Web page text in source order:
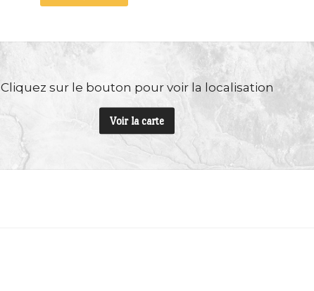
Cliquez sur le bouton pour voir la localisation
Voir la carte